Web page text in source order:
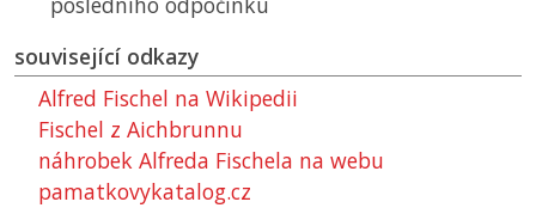
související odkazy
Alfred Fischel na Wikipedii
Fischel z Aichbrunnu
náhrobek Alfreda Fischela na webu
pamatkovykatalog.cz